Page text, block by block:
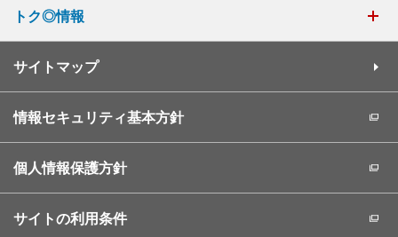
トク◎情報
サイトマップ
情報セキュリティ基本方針
個人情報保護方針
サイトの利用条件